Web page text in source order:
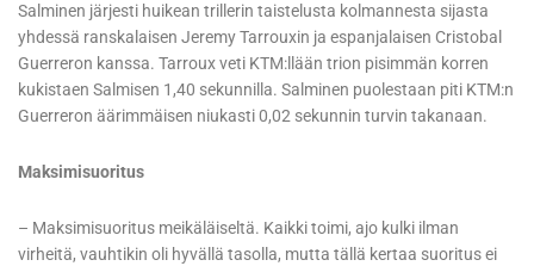
Salminen järjesti huikean trillerin taistelusta kolmannesta sijasta
yhdessä ranskalaisen Jeremy Tarrouxin ja espanjalaisen Cristobal
Guerreron kanssa. Tarroux veti KTM:llään trion pisimmän korren
kukistaen Salmisen 1,40 sekunnilla. Salminen puolestaan piti KTM:n
Guerreron äärimmäisen niukasti 0,02 sekunnin turvin takanaan.
Maksimisuoritus
– Maksimisuoritus meikäläiseltä. Kaikki toimi, ajo kulki ilman
virheitä, vauhtikin oli hyvällä tasolla, mutta tällä kertaa suoritus ei